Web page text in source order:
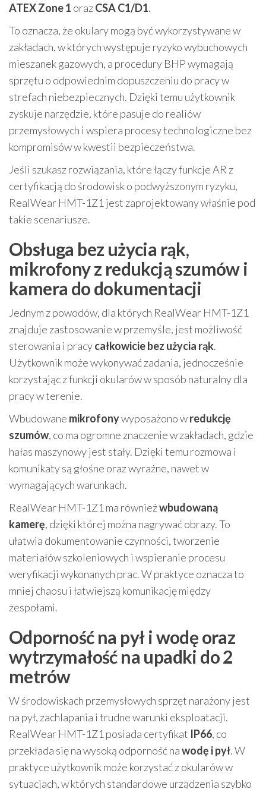
ATEX Zone 1 orazCSA C1/D1.
To oznacza, że okulary mogą być wykorzystywane w
zakładach, w których występuje ryzyko wybuchowych
mieszanek gazowych, a procedury BHP wymagają
sprzętu o odpowiednim dopuszczeniu do pracy w
strefach niebezpiecznych. Dzięki temu użytkownik
zyskuje narzędzie, które pasuje do realiów
przemysłowych i wspiera procesy technologiczne bez
kompromisów w kwestii bezpieczeństwa.
Jeśli szukasz rozwiązania, które łączy funkcje AR z
certyfikacją do środowisk o podwyższonym ryzyku,
RealWear HMT-1Z1 jest zaprojektowany właśnie pod
takie scenariusze.
Obsługa bez użycia rąk,
mikrofony z redukcją szumów i
kamera do dokumentacji
Jednym z powodów, dla których RealWear HMT-1Z1
znajduje zastosowanie w przemyśle, jest możliwość
sterowania i pracycałkowicie bez użycia rąk.
Użytkownik może wykonywać zadania, jednocześnie
korzystając z funkcji okularów w sposób naturalny dla
pracy w terenie.
Wbudowane mikrofonywyposażono wredukcję
szumów, co ma ogromne znaczenie w zakładach, gdzie
hałas maszynowy jest stały. Dzięki temu rozmowa i
komunikaty są głośne oraz wyraźne, nawet w
wymagających warunkach.
RealWear HMT-1Z1 ma równieżwbudowaną
kamerę, dzięki której można nagrywać obrazy. To
ułatwia dokumentowanie czynności, tworzenie
materiałów szkoleniowych i wspieranie procesu
weryfikacji wykonanych prac. W praktyce oznacza to
mniej chaosu i łatwiejszą komunikację między
zespołami.
Odporność na pył i wodę oraz
wytrzymałość na upadki do 2
metrów
W środowiskach przemysłowych sprzęt narażony jest
na pył, zachlapania i trudne warunki eksploatacji.
RealWear HMT-1Z1 posiada certyfikat IP66, co
przekłada się na wysoką odporność nawodę i pył. W
praktyce użytkownik może korzystać z okularów w
sytuacjach, w których standardowe urządzenia szybko